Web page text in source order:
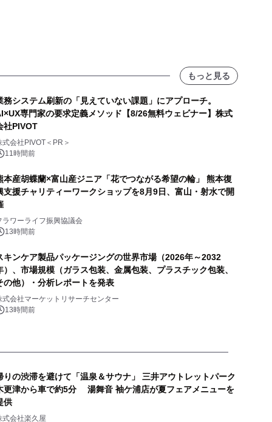
もっと見る
務システム刷新の「見えていない課題」にアプローチ。
専門家の要求定義メソッド【8/26無料ウェビナー】株式
社PIVOT
式会社PIVOT＜PR＞
11時間前
本産胡蝶蘭×富山産ジニア「花でつながる希望の輪」 熊本復
支援チャリティーワークショップを8月9日、富山・射水で開
ラワーライフ振興協議会
13時間前
キンケア製品パッケージングの世界市場（2026年～2032
）、市場規模（ガラス包装、金属包装、プラスチック包装、
の他）・分析レポートを発表
式会社マーケットリサーチセンター
13時間前
りの渋滞を避けて「温泉＆サウナ」 三井アウトレットパーク
更津から車で約5分 湯舞音 袖ケ浦店が夏フェアメニューを
供
式会社楽久屋